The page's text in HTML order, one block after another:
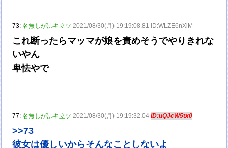
73:名無しが沸キ立ツ 2021/08/30(月) 19:19:08.81 ID:WLZE6nXiM
これ断ったらマッマが娘を責めそうでやりきれな
いやん
卑怯やで
77:名無しが沸キ立ツ 2021/08/30(月) 19:19:32.04ID:uQJcW5tx0
>>73
彼女は優しいからそんなことしないよ